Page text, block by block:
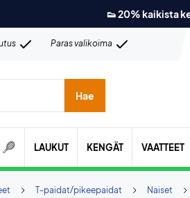
👟 20% kaikista
Paras valikoima
Hae
LAUKUT KENGÄT VAATTEET
Naiset
T-paidat/pikeepaidat